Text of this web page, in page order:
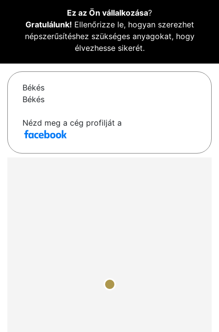
Ez az Ön vállalkozása?
Gratulálunk! Ellenőrizze le, hogyan szerezhet
népszerűsítéshez szükséges anyagokat, hogy
élvezhesse sikerét.
Békés
Békés
Nézd meg a cég profilját a